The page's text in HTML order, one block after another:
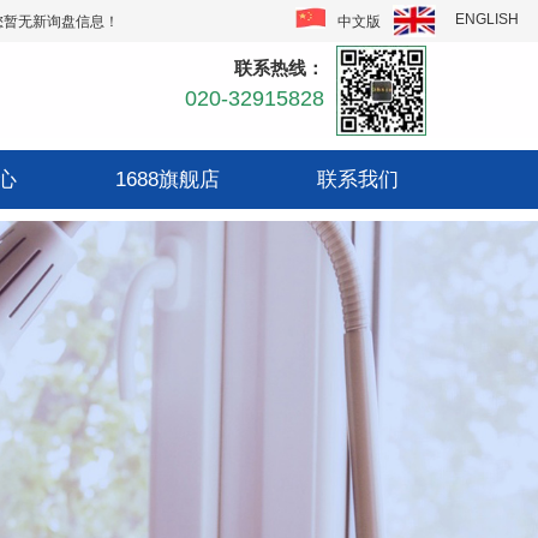
暂无新询盘信息！ 中文版 ENGLISH
联系热线：
020-32915828
1688旗舰店 联系我们